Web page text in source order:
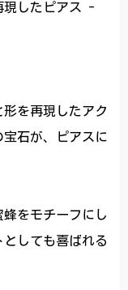
現したピアス -
を再現したアク
石が、ピアスに
をモチーフにし
しても喜ばれる